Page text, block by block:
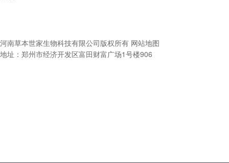
河南草本世家生物科技有限公司版权所有 网站地图
地址：郑州市经济开发区富田财富广场1号楼906